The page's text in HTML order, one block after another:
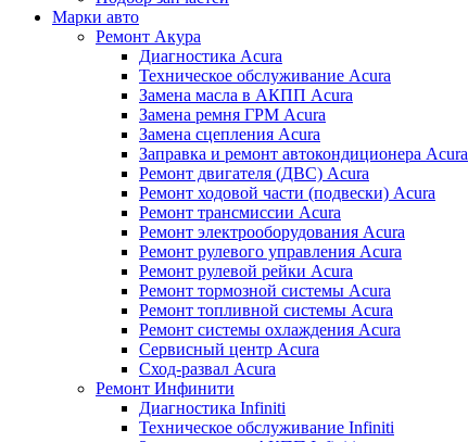
Марки авто
Ремонт Акура
Диагностика Acura
Техническое обслуживание Acura
Замена масла в АКПП Acura
Замена ремня ГРМ Acura
Замена сцепления Acura
Заправка и ремонт автокондиционера Acura
Ремонт двигателя (ДВС) Acura
Ремонт ходовой части (подвески) Acura
Ремонт трансмиссии Acura
Ремонт электрооборудования Acura
Ремонт рулевого управления Acura
Ремонт рулевой рейки Acura
Ремонт тормозной системы Acura
Ремонт топливной системы Acura
Ремонт системы охлаждения Acura
Сервисный центр Acura
Сход-развал Acura
Ремонт Инфинити
Диагностика Infiniti
Техническое обслуживание Infiniti